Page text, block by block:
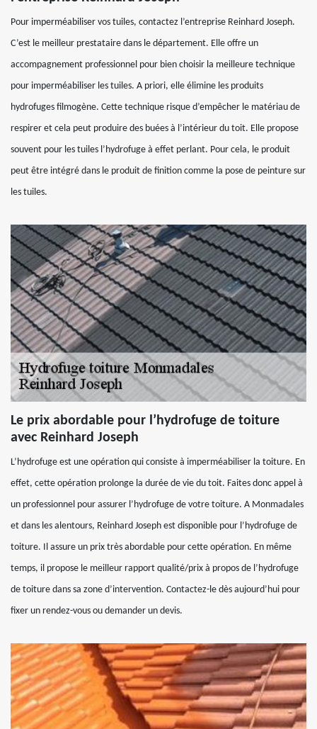
Pour imperméabiliser vos tuiles, contactez l’entreprise Reinhard Joseph.
C’est le meilleur prestataire dans le département. Elle offre un
accompagnement professionnel pour bien choisir la meilleure technique
pour imperméabiliser les tuiles. A priori, elle élimine les produits
hydrofuges filmogène. Cette technique risque d’empêcher le matériau de
respirer et cela peut produire des buées à l’intérieur du toit. Elle propose
souvent pour les tuiles l’hydrofuge à effet perlant. Pour cela, le produit
peut être intégré dans le produit de finition comme la pose de peinture sur
les tuiles.
Le prix abordable pour l’hydrofuge de toiture
avec Reinhard Joseph
L’hydrofuge est une opération qui consiste à imperméabiliser la toiture. En
effet, cette opération prolonge la durée de vie du toit. Faites donc appel à
un professionnel pour assurer l’hydrofuge de votre toiture. A Monmadales
et dans les alentours, Reinhard Joseph est disponible pour l’hydrofuge de
toiture. Il assure un prix très abordable pour cette opération. En même
temps, il propose le meilleur rapport qualité/prix à propos de l’hydrofuge
de toiture dans sa zone d’intervention. Contactez-le dès aujourd’hui pour
fixer un rendez-vous ou demander un devis.